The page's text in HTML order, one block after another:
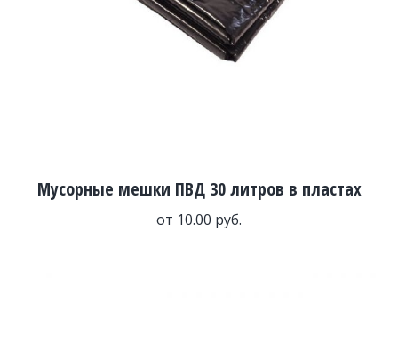
Мусорные мешки ПВД 30 литров в пластах
от 10.00 руб.